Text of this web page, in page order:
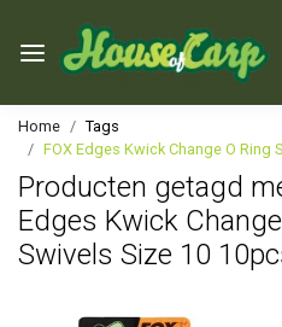
Home
Tags
FOX Edges Kwick Change O Ring
Producten getagd
Edges Kwick
Swivels Size 10